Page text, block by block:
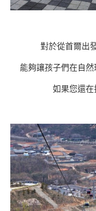
對於從首爾出
能夠讓孩子們在自
如果您還在